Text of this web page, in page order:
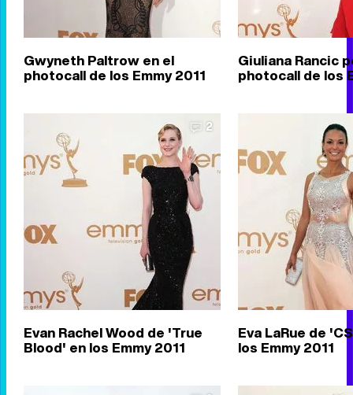
Gwyneth Paltrow en el
photocall de los Emmy 2011
Giuliana Rancic
photocall de los
2
Evan Rachel Wood de 'True
Blood' en los Emmy 2011
Eva LaRue de
los Emmy 2011